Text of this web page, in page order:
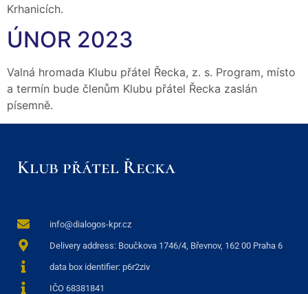
Krhanicích.
ÚNOR 2023
Valná hromada Klubu přátel Řecka, z. s. Program, místo
a termín bude členům Klubu přátel Řecka zaslán
písemně.
Klub přátel Řecka
info@dialogos-kpr.cz
Delivery address: Boučkova 1746/4, Břevnov, 162 00 Praha 6
data box identifier: p6r2ziv
IČO 68381841